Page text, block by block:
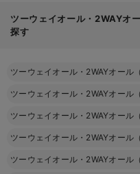
ツーウェイオール・2WAYオ
探す
ツーウェイオール・2WAYオール
ツーウェイオール・2WAYオール
ツーウェイオール・2WAYオール
ツーウェイオール・2WAYオール
ツーウェイオール・2WAYオール